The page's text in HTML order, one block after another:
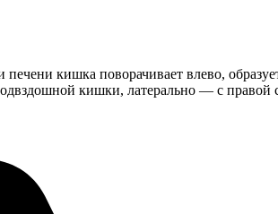
кишка поворачивает влево,
кишки, латерально — с